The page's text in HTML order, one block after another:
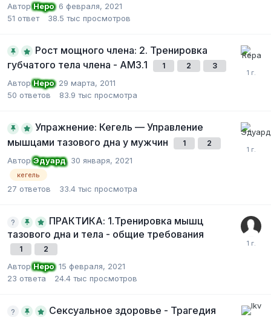
АвторНеро, 6 февраля, 2021
51 ответ 38.5 тыс просмотров
Рост мощного члена: 2. Тренировка
губчатого тела члена - АМ3.1
1 2 3
АвторНеро, 29 марта, 2011
50 ответов 83.9 тыс просмотра
Упражнение: Кегель — Управление
мышцами тазового дна у мужчин
1 2
АвторЭдуард, 30 января, 2021
кегель
27 ответов 33.4 тыс просмотра
ПРАКТИКА: 1.Тренировка мышц
тазового дна и тела - общие требования
1 2
АвторНеро,15 февраля, 2021
23 ответа 24.4 тыс просмотров
Сексуальное здоровье - Трагедия